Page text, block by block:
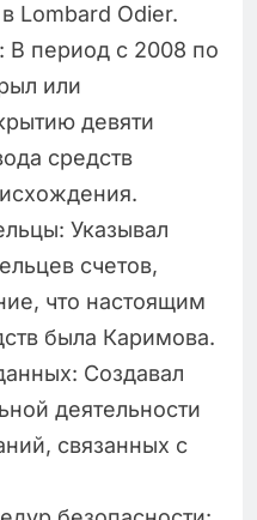
Lombard Odier.
В период с 2008 по
или
девяти
средств
Указывал
счетов,
что настоящим
была Каримова.
Создавал
деятельности
связанных с